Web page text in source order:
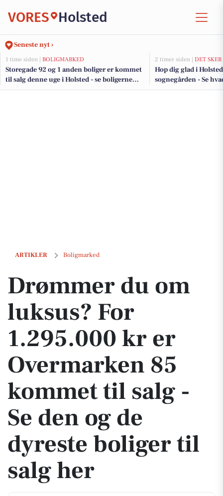
VORES Holsted
Seneste nyt ›
1 time siden | BOLIGMARKED
Storegade 92 og 1 anden boliger er kommet
til salg denne uge i Holsted - se boligerne
her.
2 timer siden | DET SKER
Hop dig glad i
sognegården - Se
den kommende uge
ARTIKLER Boligmarked
Drømmer du om luksus? For 1.295.000 kr er Overmarken 85
Drømmer du om
luksus? For
1.295.000 kr er
Overmarken 85
kommet til salg -
Se den og de
dyreste boliger til
salg her